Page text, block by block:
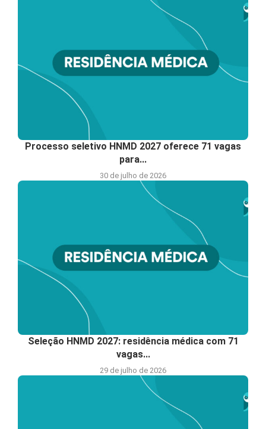
Processo seletivo HNMD 2027 oferece 71 vagas
para...
30 de julho de 2026
Seleção HNMD 2027: residência médica com 71
vagas...
29 de julho de 2026